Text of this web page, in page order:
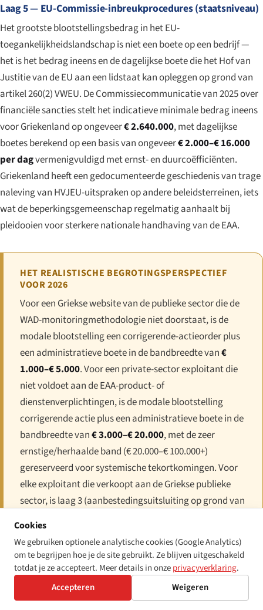
Laag 5 — EU-Commissie-inbreukprocedures (staatsniveau)
Het grootste blootstellingsbedrag in het EU-
toegankelijkheidslandschap is niet een boete op een bedrijf —
het is het bedrag ineens en de dagelijkse boete die het Hof van
Justitie van de EU aan een lidstaat kan opleggen op grond van
artikel 260(2) VWEU. De Commissiecommunicatie van 2025 over
financiële sancties stelt het indicatieve minimale bedrag ineens
voor Griekenland op ongeveer€ 2.640.000, met dagelijkse
boetes berekend op een basis van ongeveer€ 2.000–€ 16.000
per dagvermenigvuldigd met ernst- en duurcoëfficiënten.
Griekenland heeft een gedocumenteerde geschiedenis van trage
naleving van HVJEU-uitspraken op andere beleidsterreinen, iets
wat de beperkingsgemeenschap regelmatig aanhaalt bij
pleidooien voor sterkere nationale handhaving van de EAA.
HET REALISTISCHE BEGROTINGSPERSPECTIEF
VOOR 2026
Voor een Griekse website van de publieke sector die de
WAD-monitoringmethodologie niet doorstaat, is de
modale blootstelling een corrigerende-actieorder plus
een administratieve boete in de bandbreedte van€
1.000–€ 5.000. Voor een private-sector exploitant die
niet voldoet aan de EAA-product- of
dienstenverplichtingen, is de modale blootstelling
corrigerende actie plus een administratieve boete in de
bandbreedte van€ 3.000–€ 20.000, met de zeer
ernstige/herhaalde band (€ 20.000–€ 100.000+)
gereserveerd voor systemische tekortkomingen. Voor
elke exploitant die verkoopt aan de Griekse publieke
sector, is laag 3 (aanbestedingsuitsluiting op grond van
blootstelling. Voor elk product of dienst met
grensoverschrijdend bereik kan een Griekse bevinding
parallelle procedures starten in elke andere lidstaat
waar het product of dienst op de markt wordt
gebracht.
Cookies
We gebruiken optionele analytische cookies (Google Analytics)
om te begrijpen hoe je de site gebruikt. Ze blijven uitgeschakeld
totdat je ze accepteert. Meer details in onzeprivacyverklaring.
Accepteren
Weigeren